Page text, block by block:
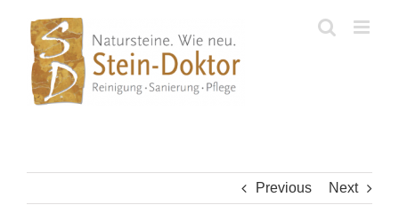
content
Previous Next